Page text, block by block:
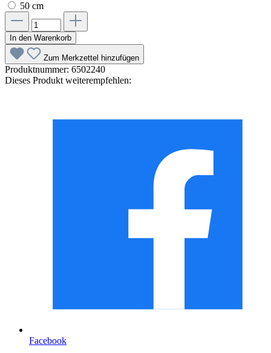
50 cm
In den Warenkorb
Zum Merkzettel hinzufügen
Produktnummer: 6502240
Dieses Produkt weiterempfehlen:
Facebook